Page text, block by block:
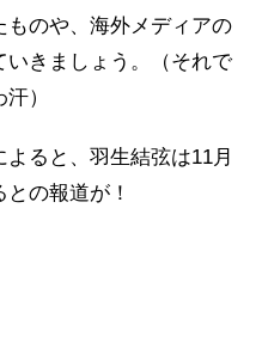
ものや、海外メディアの
きましょう。（それで
）
ると、羽生結弦は11月
の報道が！